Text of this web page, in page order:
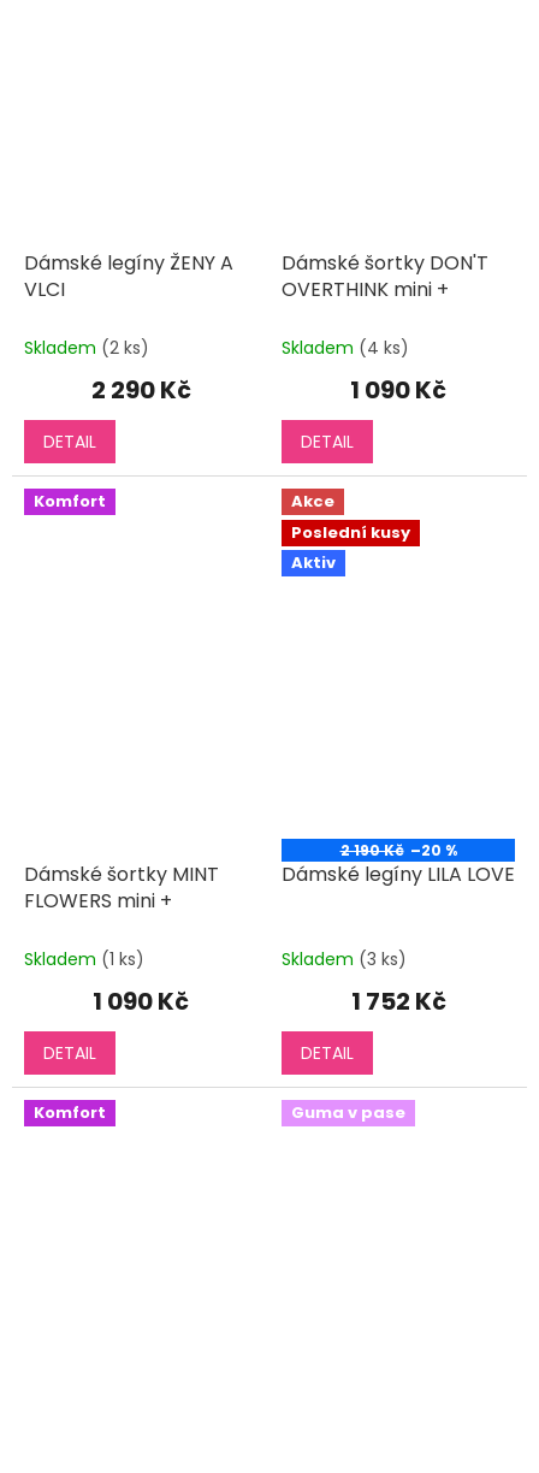
Dámské legíny ŽENY A
VLCI
Skladem (2 ks)
2 290 Kč
DETAIL
Dámské šortky DON'T
OVERTHINK mini +
Skladem (4 ks)
1 090 Kč
DETAIL
Komfort
Dámské šortky MINT
FLOWERS mini +
Skladem (1 ks)
1 090 Kč
DETAIL
Akce
Poslední kusy
Aktiv
2 190 Kč –20 %
Dámské legíny LILA LOVE
Skladem (3 ks)
1 752 Kč
DETAIL
Komfort Guma v pase